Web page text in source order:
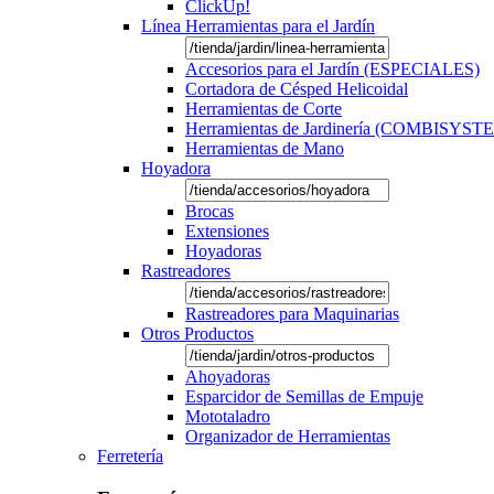
ClickUp!
Línea Herramientas para el Jardín
Accesorios para el Jardín (ESPECIALES)
Cortadora de Césped Helicoidal
Herramientas de Corte
Herramientas de Jardinería
Herramientas de Mano
Hoyadora
Brocas
Extensiones
Hoyadoras
Rastreadores
Rastreadores para Maquinarias
Otros Productos
Ahoyadoras
Esparcidor de Semillas de Empuje
Mototaladro
Organizador de Herramientas
Ferretería